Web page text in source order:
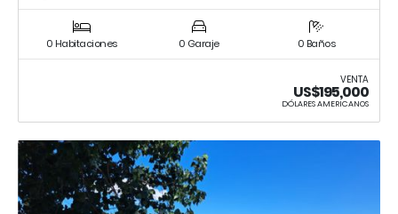
0 Habitaciones 0 Garaje 0 Baños
VENTA
US$195,000
DÓLARES AMERICANOS